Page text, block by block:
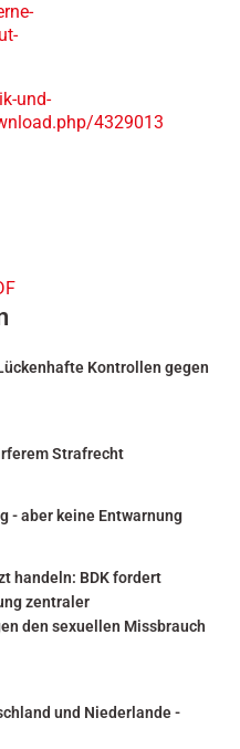
und-
4329013
Kontrollen gegen
Strafrecht
- aber keine Entwarnung
handeln: BDK fordert
zentraler
den sexuellen Missbrauch
und Niederlande -